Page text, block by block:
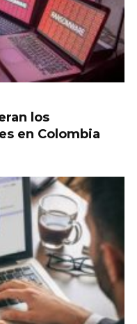
los
en Colombia